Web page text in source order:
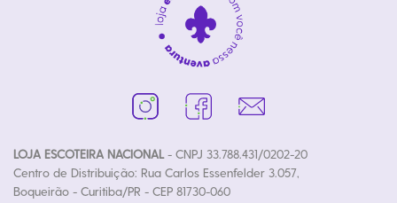
LOJA ESCOTEIRA NACIONAL- CNPJ 33.788.431/0202-20
Centro de Distribuição: Rua Carlos Essenfelder 3.057,
Boqueirão - Curitiba/PR - CEP 81730-060